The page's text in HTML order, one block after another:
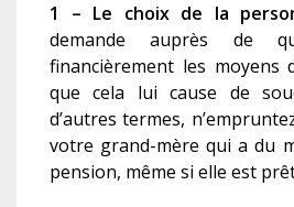
1 – Le choix de la
demande auprès de
financièrement les moyens
que cela lui cause de
d’autres termes,
votre grand-mère qui a du
pension, même si elle est